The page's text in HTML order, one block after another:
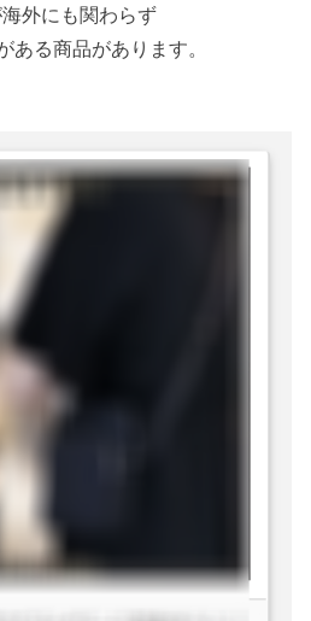
外にも関わらず
る商品があります。